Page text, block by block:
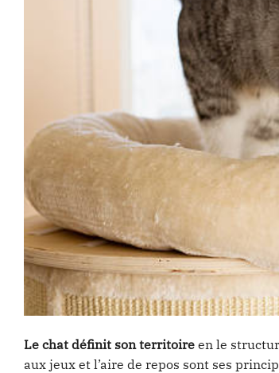
Le chat définit son territoire en le
aux jeux et l’aire de repos sont ses